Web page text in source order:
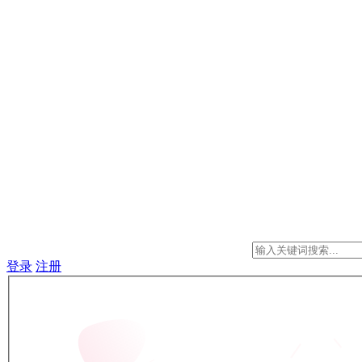
登录 注册